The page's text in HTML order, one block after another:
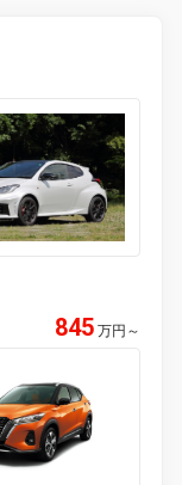
845 万円 ～